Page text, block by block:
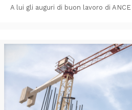
A lui gli auguri di buon lavoro di